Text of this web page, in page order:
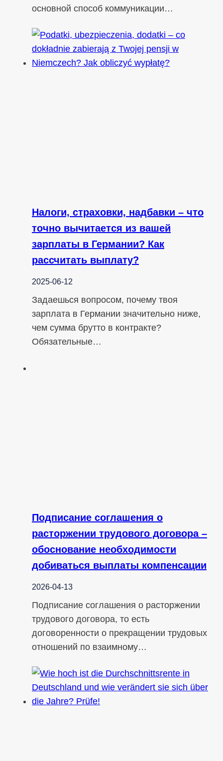
основной способ коммуникации…
Налоги, страховки, надбавки – что
точно вычитается из вашей
зарплаты в Германии? Как
рассчитать выплату?
2025-06-12
Задаешься вопросом, почему твоя
зарплата в Германии значительно ниже,
чем сумма брутто в контракте?
Обязательные…
Подписание соглашения о
расторжении трудового договора –
обоснование необходимости
добиваться выплаты компенсации
2026-04-13
Подписание соглашения о расторжении
трудового договора, то есть
договоренности о прекращении трудовых
отношений по взаимному…